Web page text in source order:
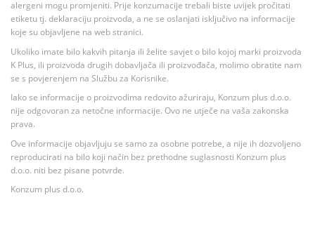
alergeni mogu promjeniti. Prije konzumacije trebali biste uvijek pročitati
etiketu tj. deklaraciju proizvoda, a ne se oslanjati isključivo na informacije
koje su objavljene na web stranici.
Ukoliko imate bilo kakvih pitanja ili želite savjet o bilo kojoj marki proizvoda
K Plus, ili proizvoda drugih dobavljača ili proizvođača, molimo obratite nam
se s povjerenjem na Službu za Korisnike.
Iako se informacije o proizvodima redovito ažuriraju, Konzum plus d.o.o.
nije odgovoran za netočne informacije. Ovo ne utječe na vaša zakonska
prava.
Ove informacije objavljuju se samo za osobne potrebe, a nije ih dozvoljeno
reproducirati na bilo koji način bez prethodne suglasnosti Konzum plus
d.o.o. niti bez pisane potvrde.
Konzum plus d.o.o.